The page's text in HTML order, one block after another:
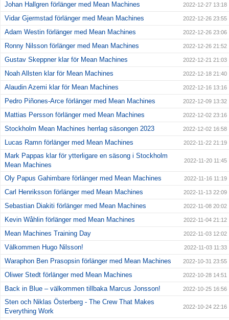
Johan Hallgren förlänger med Mean Machines 2022-12-27 13:18
Vidar Gjermstad förlänger med Mean Machines 2022-12-26 23:55
Adam Westin förlänger med Mean Machines 2022-12-26 23:06
Ronny Nilsson förlänger med Mean Machines 2022-12-26 21:52
Gustav Skeppner klar för Mean Machines 2022-12-21 21:03
Noah Allsten klar för Mean Machines 2022-12-18 21:40
Alaudin Azemi klar för Mean Machines 2022-12-16 13:16
Pedro Piñones-Arce förlänger med Mean Machines 2022-12-09 13:32
Mattias Persson förlänger med Mean Machines 2022-12-02 23:16
Stockholm Mean Machines herrlag säsongen 2023 2022-12-02 16:58
Lucas Ramn förlänger med Mean Machines 2022-11-22 21:19
Mark Pappas klar för ytterligare en säsong i Stockholm
Mean Machines
2022-11-20 11:45
Oly Papus Gahimbare förlänger med Mean Machines 2022-11-16 11:19
Carl Henriksson förlänger med Mean Machines 2022-11-13 22:09
Sebastian Diakiti förlänger med Mean Machines 2022-11-08 20:02
Kevin Wåhlin förlänger med Mean Machines 2022-11-04 21:12
Mean Machines Training Day 2022-11-03 12:02
Välkommen Hugo Nilsson! 2022-11-03 11:33
Waraphon Ben Prasopsin förlänger med Mean Machines 2022-10-31 23:55
Oliwer Stedt förlänger med Mean Machines 2022-10-28 14:51
Back in Blue – välkommen tillbaka Marcus Jonsson! 2022-10-25 16:56
Sten och Niklas Österberg - The Crew That Makes
Everything Work
2022-10-24 22:16